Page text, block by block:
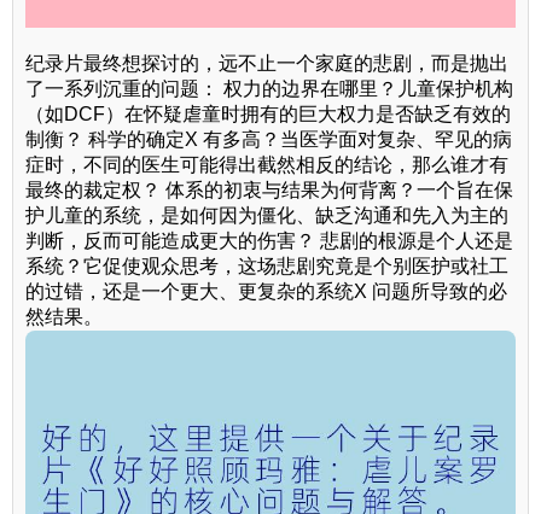
纪录片最终想探讨的，远不止一个家庭的悲剧，而是抛出
了一系列沉重的问题： 权力的边界在哪里？儿童保护机构
（如DCF）在怀疑虐童时拥有的巨大权力是否缺乏有效的
制衡？ 科学的确定X 有多高？当医学面对复杂、罕见的病
症时，不同的医生可能得出截然相反的结论，那么谁才有
最终的裁定权？ 体系的初衷与结果为何背离？一个旨在保
护儿童的系统，是如何因为僵化、缺乏沟通和先入为主的
判断，反而可能造成更大的伤害？ 悲剧的根源是个人还是
系统？它促使观众思考，这场悲剧究竟是个别医护或社工
的过错，还是一个更大、更复杂的系统X 问题所导致的必
然结果。